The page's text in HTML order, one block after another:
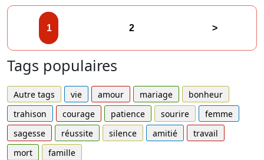
1 2 >
Tags populaires
Autre tags vie amour mariage
bonheur
trahison
courage patience sourire
femme
sagesse
réussite silence amitié
travail
mort
famille